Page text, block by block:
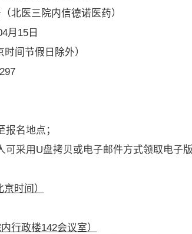
北医三院内信德诺医药）
月15日
间节假日除外）
名地点；
采用U盘拷贝或电子邮件方式领取电子版
时间）
行政楼142会议室）